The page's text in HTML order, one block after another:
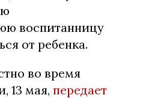
воспитанницу
от ребенка.
во время
13 мая, передает